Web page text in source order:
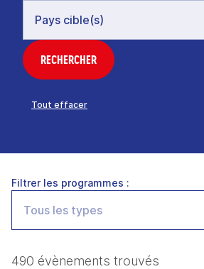
RECHERCHER
Tout effacer
Filtrer les programmes :
490 évènements trouvés